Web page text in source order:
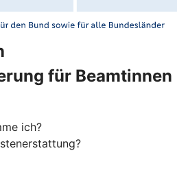
für Beamtinnen
ich?